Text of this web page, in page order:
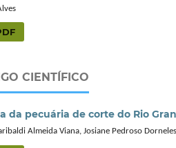
CIENTÍFICO
da pecuária de corte do Rio
Almeida Viana, Josiane Pedroso